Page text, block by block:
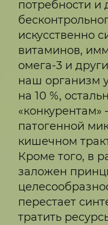
потребности и
искусственно
витаминов,
омега-3 и
наш организм
на 10 %,
«конкурентам»
патогенной
кишечном
Кроме того, в
заложен
перестает
тратить